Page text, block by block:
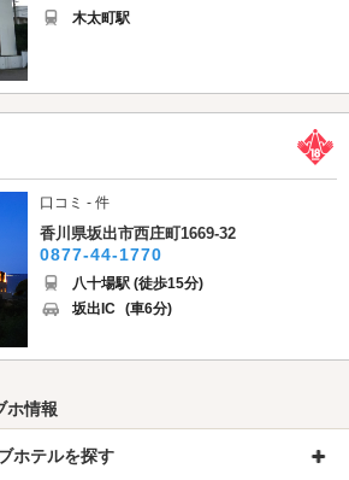
木太町駅
口コミ - 件
香川県坂出市西庄町1669-32
0877-44-1770
八十場駅 (徒歩15分)
坂出IC (車6分)
ホ情報
ホテルを探す